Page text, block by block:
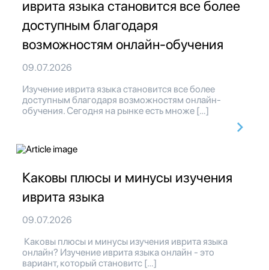
иврита языка становится все более
доступным благодаря
возможностям онлайн-обучения
09.07.2026
Изучение иврита языка становится все более
доступным благодаря возможностям онлайн-
обучения. Сегодня на рынке есть множе […]
Каковы плюсы и минусы изучения
иврита языка
09.07.2026
Каковы плюсы и минусы изучения иврита языка
онлайн? Изучение иврита языка онлайн - это
вариант, который становитс […]